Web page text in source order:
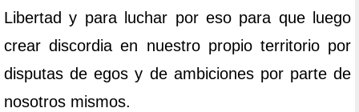
Libertad y para luchar por eso para que luego
crear discordia en nuestro propio territorio por
disputas de egos y de ambiciones por parte de
nosotros mismos.